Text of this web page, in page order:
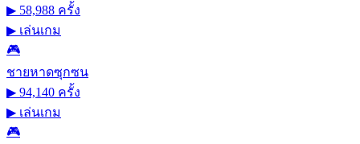
▶ 58,988 ครั้ง
▶ เล่นเกม
🎮
ชายหาดซุกซน
▶ 94,140 ครั้ง
▶ เล่นเกม
🎮